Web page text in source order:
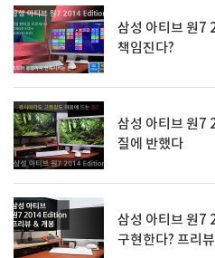
삼성 아티브 원7
책임진다?
삼성 아티브 원7
질에 반했다
삼성 아티브 원7
구현한다? 프리뷰